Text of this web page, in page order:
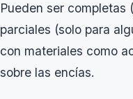
Pueden ser completas
parciales (solo para
con materiales como
sobre las encías.